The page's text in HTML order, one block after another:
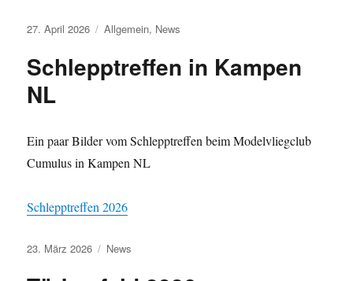
Veröffentlicht
27. April 2026 Kategorien
Allgemein, News
Schlepptreffen in Kampen
NL
Ein paar Bilder vom Schlepptreffen beim Modelvliegclub
Cumulus in Kampen NL
Schlepptreffen 2026
Veröffentlicht
23. März 2026 Kategorien
News